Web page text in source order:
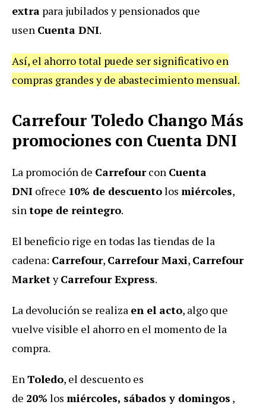
extra para jubilados y pensionados que
usen Cuenta DNI.
Así, el ahorro total puede ser significativo en
compras grandes y de abastecimiento mensual.
Carrefour Toledo Chango Más
promociones con Cuenta DNI
La promoción de Carrefour con Cuenta
DNI ofrece 10% de descuentolos miércoles,
sintope de reintegro.
El beneficio rige en todas las tiendas de la
cadena: Carrefour, Carrefour Maxi, Carrefour
Markety Carrefour Express.
La devolución se realiza en el acto, algo que
vuelve visible el ahorro en el momento de la
compra.
EnToledo, el descuento es
de 20% los miércoles, sábados y domingos ,